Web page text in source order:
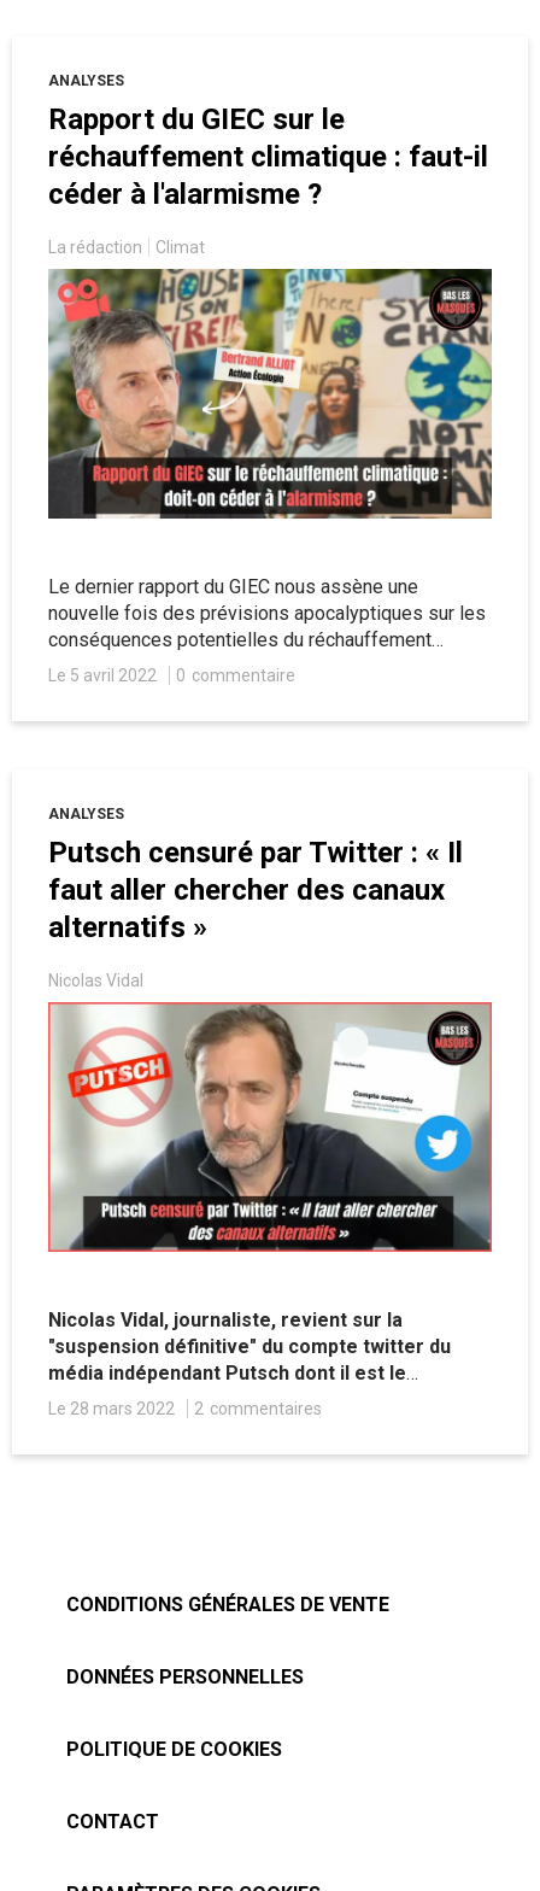
ANALYSES
Rapport du GIEC sur le
réchauffement climatique : faut-il
céder à l'alarmisme ?
La rédaction Climat
Le dernier rapport du GIEC nous assène une
nouvelle fois des prévisions apocalyptiques sur les
conséquences potentielles du réchauffement
climatique. Bas les Masques s'est entretenu avec
Bertrand Alliot, porte-parole de l'association Action
Écologie, qui analyse les excès alarmistes de cette
Le 5 avril 2022 0 commentaire
ANALYSES
Putsch censuré par Twitter : « Il
faut aller chercher des canaux
alternatifs »
Nicolas Vidal
Nicolas Vidal, journaliste, revient sur la
"suspension définitive" du compte twitter du
média indépendant Putsch dont il est le
fondateur et s'inquiète de la privatisation de
l'information par les GAFAM
Le 28 mars 2022 2 commentaires
CONDITIONS GÉNÉRALES DE VENTE
DONNÉES PERSONNELLES
POLITIQUE DE COOKIES
CONTACT